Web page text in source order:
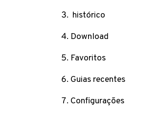
histórico
Download
Favoritos
Guias recentes
Configurações